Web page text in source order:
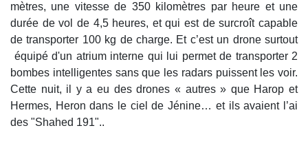
mètres, une vitesse de 350 kilomètres par heure et une
durée de vol de 4,5 heures, et qui est de surcroît capable
de transporter 100 kg de charge. Et c’est un drone surtout
équipé d'un atrium interne qui lui permet de transporter 2
bombes intelligentes sans que les radars puissent les voir.
Cette nuit, il y a eu des drones « autres » que Harop et
Hermes, Heron dans le ciel de Jénine… et ils avaient l’ai
des "Shahed 191"..